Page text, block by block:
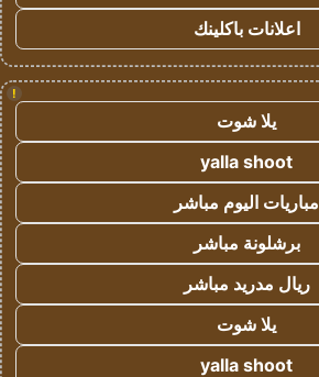
اعلانات باكلينك
!
يلا شوت
yalla shoot
مباريات اليوم مباشر
برشلونة مباشر
ريال مدريد مباشر
يلا شوت
yalla shoot